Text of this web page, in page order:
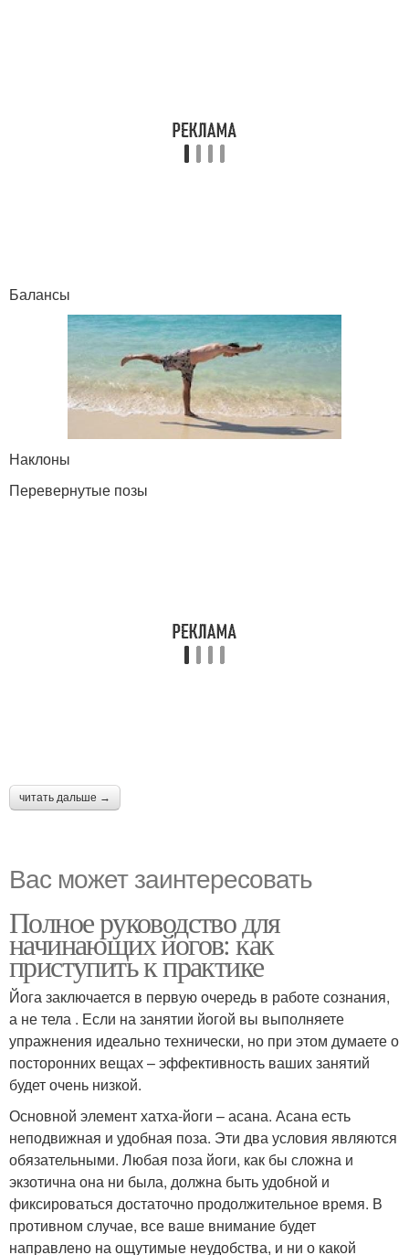
Балансы
Наклоны
Перевернутые позы
читать дальше →
Вас может заинтересовать
Полное руководство для
начинающих йогов: как
приступить к практике
Йога заключается в первую очередь в работе сознания,
а не тела . Если на занятии йогой вы выполняете
упражнения идеально технически, но при этом думаете о
посторонних вещах – эффективность ваших занятий
будет очень низкой.
Основной элемент хатха-йоги – асана. Асана есть
неподвижная и удобная поза. Эти два условия являются
обязательными. Любая поза йоги, как бы сложна и
экзотична она ни была, должна быть удобной и
фиксироваться достаточно продолжительное время. В
противном случае, все ваше внимание будет
направлено на ощутимые неудобства, и ни о какой